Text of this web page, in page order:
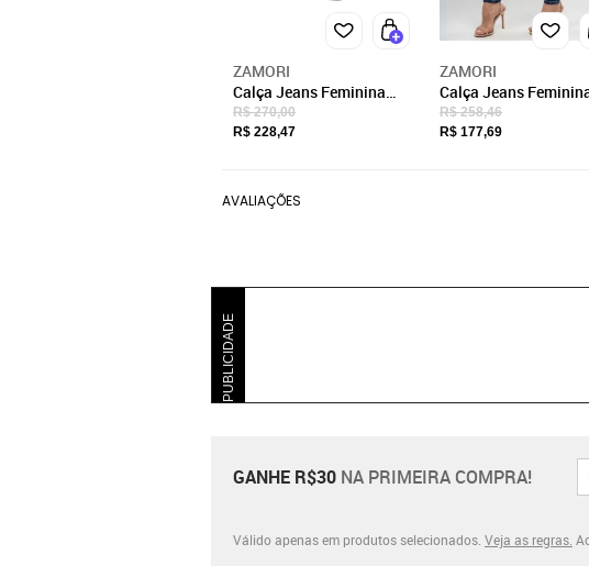
ZAMORI
Calça Jeans Feminina
Skinny Cintura Alta com
Elastano e bordado
R$ 270,00
R$ 228,47
ZAMORI
Calça Jeans
Skinny Cintura Alta
Bordado Lateral
R$ 258,46
R$ 177,69
AVALIAÇÕES
PUBLICIDADE
GANHE R$30 NA PRIMEIRA COMPRA!
Válido apenas em produtos selecionados. Veja as regras.